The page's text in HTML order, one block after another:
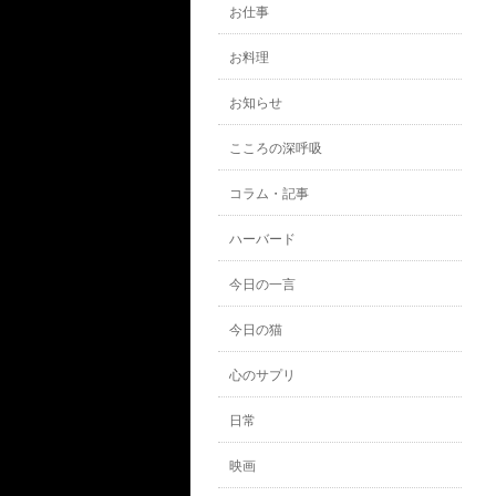
お仕事
お料理
お知らせ
こころの深呼吸
コラム・記事
ハーバード
今日の一言
今日の猫
心のサプリ
日常
映画